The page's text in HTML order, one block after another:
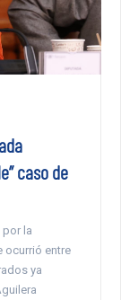
caso de
la
ocurrió entre
ya